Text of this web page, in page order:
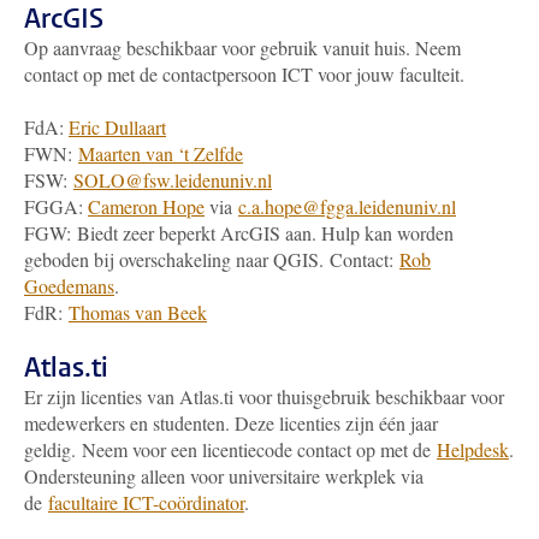
ArcGIS
Op aanvraag beschikbaar voor gebruik vanuit huis. Neem
contact op met de contactpersoon ICT voor jouw faculteit.
FdA: Eric Dullaart
FWN: Maarten van ‘t Zelfde
FSW: SOLO@fsw.leidenuniv.nl
FGGA: Cameron Hopevia c.a.hope@fgga.leidenuniv.nl
FGW: Biedt zeer beperkt ArcGIS aan. Hulp kan worden
geboden bij overschakeling naar QGIS. Contact: Rob
Goedemans.
FdR: Thomas van Beek
Atlas.ti
Er zijn licenties van Atlas.ti voor thuisgebruik beschikbaar voor
medewerkers en studenten. Deze licenties zijn één jaar
geldig. Neem voor een licentiecode contact op met de Helpdesk.
Ondersteuning alleen voor universitaire werkplek via
de facultaire ICT-coördinator.